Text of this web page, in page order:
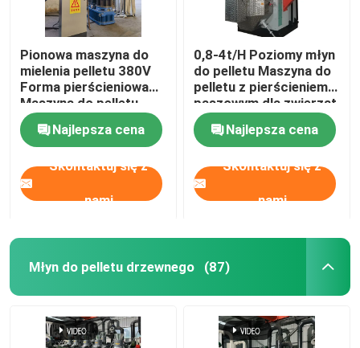
Pionowa maszyna do
mielenia pelletu 380V
Forma pierścieniowa
Maszyna do pelletu
drzewnego z biomasy
4-12mmNajlepsza cena
Skontaktuj się z
nami
0,8-4t/H Poziomy młyn
do pelletu Maszyna do
pelletu z pierścieniem
paszowym dla zwierząt
55kw
Najlepsza cena
Skontaktuj się z
nami
Młyn do pelletu drzewnego (87)